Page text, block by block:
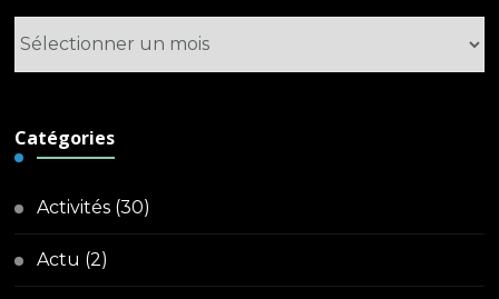
Catégories
Activités (30)
Actu (2)